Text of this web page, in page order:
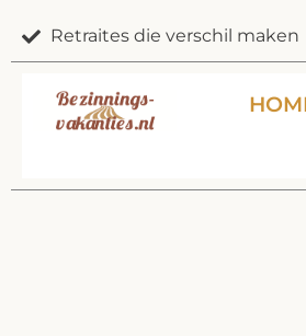
naar
de
inhoud
Retraites die verschil maken